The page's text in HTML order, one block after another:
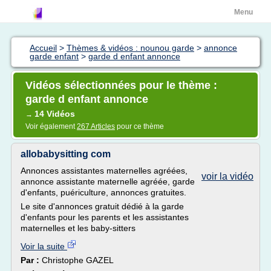
Menu
Accueil > Thèmes & vidéos : nounou garde > annonce
garde enfant > garde d enfant annonce
Vidéos sélectionnées pour le thème :
garde d enfant annonce
→ 14 Vidéos
Voir également267 Articles pour ce thème
allobabysitting com
voir la vidéo
Annonces assistantes maternelles agréées,
annonce assistante maternelle agréée, garde
d'enfants, puériculture, annonces gratuites.
Le site d'annonces gratuit dédié à la garde
d'enfants pour les parents et les assistantes
maternelles et les baby-sitters
Voir la suite
Par : Christophe GAZEL